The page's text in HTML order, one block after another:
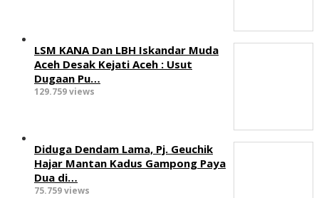
LSM KANA Dan LBH Iskandar Muda
Aceh Desak Kejati Aceh : Usut
Dugaan Pu…
129.759 views
Diduga Dendam Lama, Pj. Geuchik
Hajar Mantan Kadus Gampong Paya
Dua di…
75.759 views